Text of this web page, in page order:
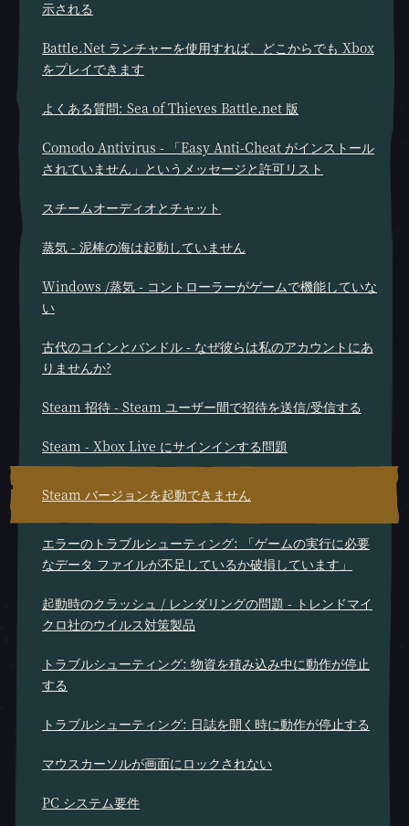
示される
Battle.Net ランチャーを使用すれば、どこからでも Xbox
をプレイできます
よくある質問: Sea of Thieves Battle.net 版
Comodo Antivirus - 「Easy Anti-Cheat がインストール
されていません」というメッセージと許可リスト
スチームオーディオとチャット
蒸気 - 泥棒の海は起動していません
Windows /蒸気 - コントローラーがゲームで機能していな
い
古代のコインとバンドル - なぜ彼らは私のアカウントにあ
りませんか?
Steam 招待 - Steam ユーザー間で招待を送信/受信する
Steam - Xbox Live にサインインする問題
Steam バージョンを起動できません
エラーのトラブルシューティング: 「ゲームの実行に必要
なデータ ファイルが不足しているか破損しています」
起動時のクラッシュ / レンダリングの問題 - トレンドマイ
クロ社のウイルス対策製品
トラブルシューティング: 物資を積み込み中に動作が停止
する
トラブルシューティング: 日誌を開く時に動作が停止する
マウスカーソルが画面にロックされない
PC システム要件